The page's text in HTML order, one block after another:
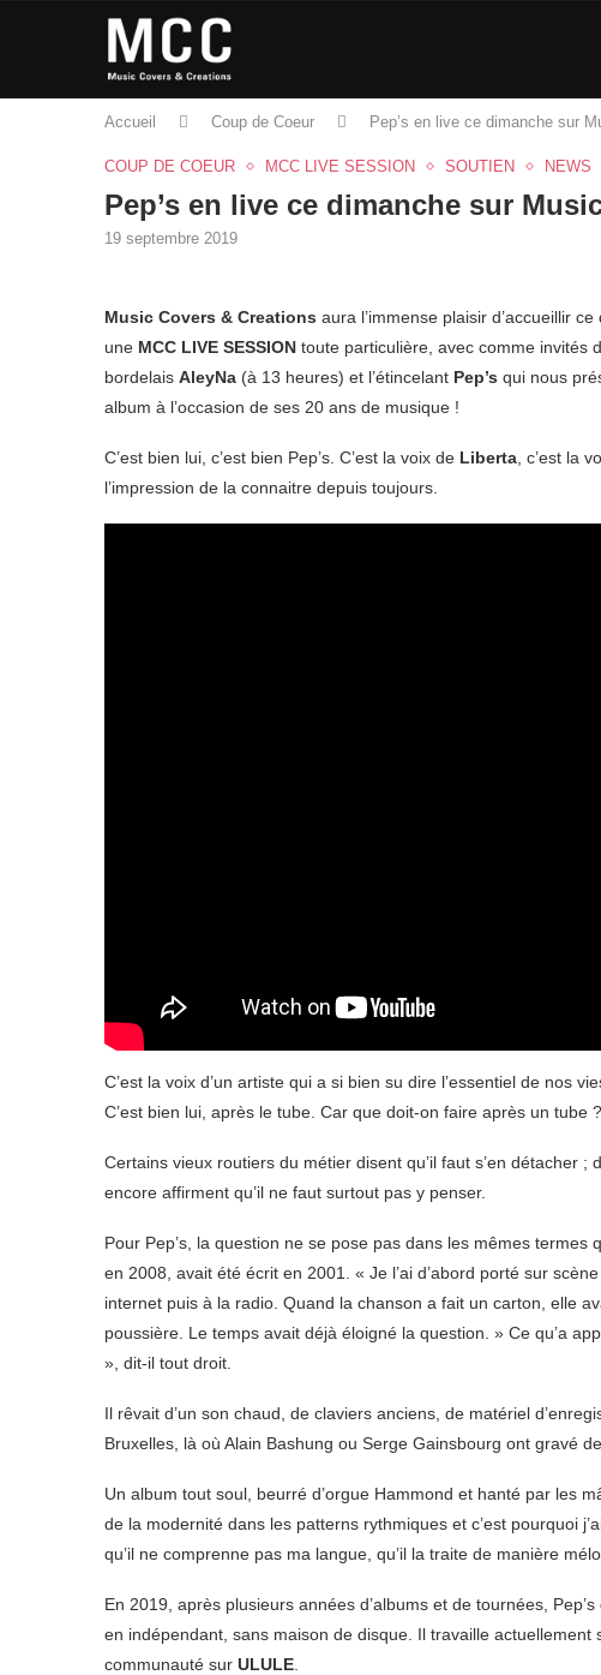
Accueil Coup de Coeur Pep’s en live ce dimanche sur
COUP DE COEUR MCC LIVE SESSION SOUTIEN NEWS
Pep’s en live ce dimanche sur
19 septembre 2019
Music Covers & Creations aura l’immense plaisir d’accueillir
une MCC LIVE SESSION toute particulière, avec comme invités
bordelais AleyNa (à 13 heures) et l’étincelant Pep’s qui nous
album à l’occasion de ses 20 ans de musique !
C’est bien lui, c’est bien Pep’s. C’est la voix de Liberta , c’est la
l’impression de la connaitre depuis toujours.
C’est la voix d’un artiste qui a si bien su dire l’essentiel de nos
C’est bien lui, après le tube. Car que doit-on faire après un tube ?
Certains vieux routiers du métier disent qu’il faut s’en détacher ;
encore affirment qu’il ne faut surtout pas y penser.
Pour Pep’s, la question ne se pose pas dans les mêmes termes
en 2008, avait été écrit en 2001. « Je l’ai d’abord porté sur
internet puis à la radio. Quand la chanson a fait un carton, elle
poussière. Le temps avait déjà éloigné la question. » Ce qu’a
», dit-il tout droit.
Il rêvait d’un son chaud, de claviers anciens, de matériel
Bruxelles, là où Alain Bashung ou Serge Gainsbourg ont gravé
Un album tout soul, beurré d’orgue Hammond et hanté par les
de la modernité dans les patterns rythmiques et c’est pourquoi
qu’il ne comprenne pas ma langue, qu’il la traite de manière
En 2019, après plusieurs années d’albums et de tournées,
en indépendant, sans maison de disque. Il travaille
communauté sur ULULE